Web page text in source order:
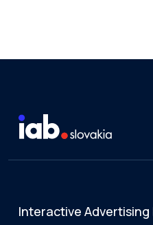
Interactive Advertising